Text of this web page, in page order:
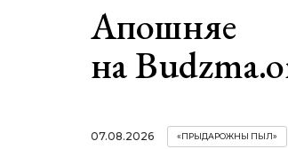
Апошняе
на
07.08.2026 «ПРЫДАРОЖНЫ ПЫЛ»